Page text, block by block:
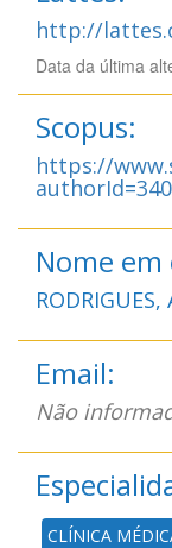
http://
Data da última
Scopus:
https://
Nome em
Email:
Não
CLÍNICA